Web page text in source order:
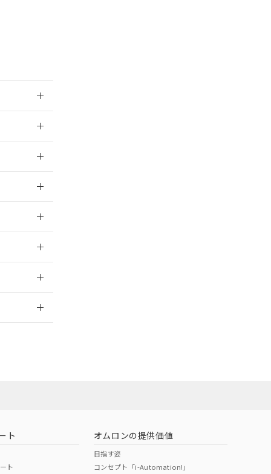
ト
ト
オムロンの提供価値
目指す姿
コンセプト「i-Automation!」